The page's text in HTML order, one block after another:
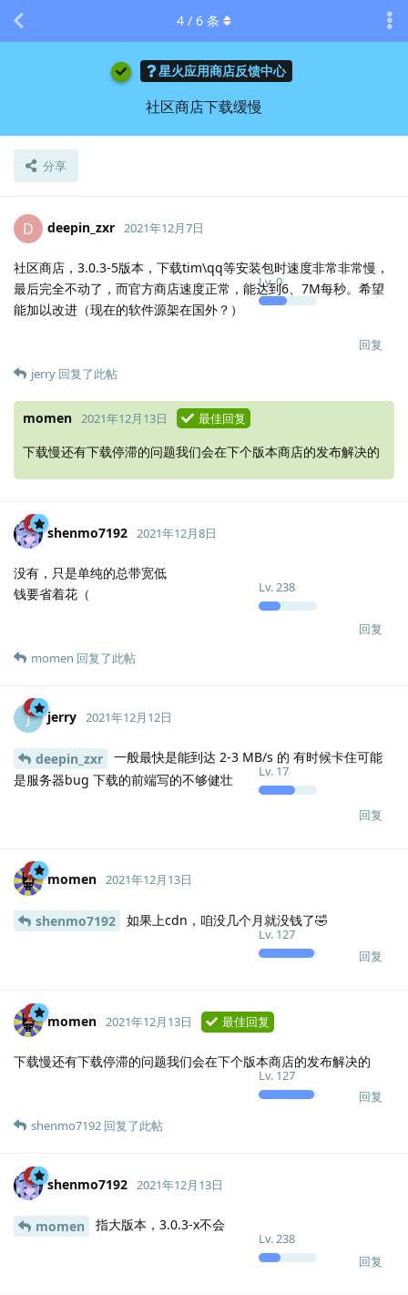
星火应用商店反馈中心
社区商店下载缓慢
分享
4 / 6 条
D deepin_zxr
Lv.0
2021年12月7日
社区商店，3.0.3-5版本，下载tim\qq等安装包时速度非常非常慢，
最后完全不动了，而官方商店速度正常，能达到6、7M每秒。希望
能加以改进（现在的软件源架在国外？）
回复
jerry 回复了此帖
momen 2021年12月13日 最佳回复
下载慢还有下载停滞的问题我们会在下个版本商店的发布解决的
shenmo7192
Lv.238
2021年12月8日
没有，只是单纯的总带宽低
钱要省着花（
回复
momen 回复了此帖
J jerry
Lv. 17
2021年12月12日
deepin_zxr
一般最快是能到达 2-3 MB/s 的 有时候卡住可能
是服务器bug 下载的前端写的不够健壮
回复
momen
Lv. 127
2021年12月13日
shenmo7192 如果上cdn，咱没几个月就没钱了🤣
回复
momen
Lv. 127
2021年12月13日 最佳回复
下载慢还有下载停滞的问题我们会在下个版本商店的发布解决的
回复
shenmo7192 回复了此帖
shenmo7192
Lv.238
2021年12月13日
momen 指大版本，3.0.3-x不会
回复